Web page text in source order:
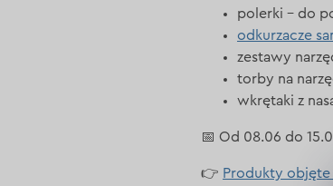
polerki – do
odkurzacze
zestawy
torby na
wkrętaki z
📅 Od 08.06 do
👉 Produkty